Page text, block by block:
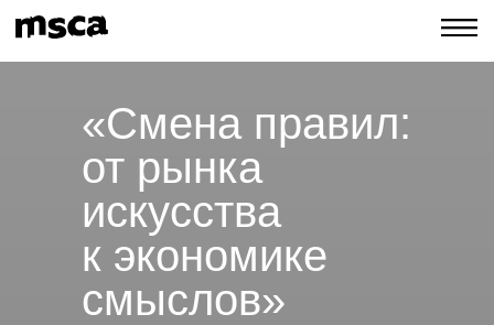
«Смена правил:
от рынка
искусства
к экономике
смыслов»